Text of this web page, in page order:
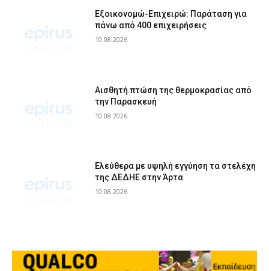
Εξοικονομώ-Επιχειρώ: Παράταση για
πάνω από 400 επιχειρήσεις
10.08.2026
Αισθητή πτώση της θερμοκρασίας από
την Παρασκευή
10.08.2026
Ελεύθερα με υψηλή εγγύηση τα στελέχη
της ΔΕΔΗΕ στην Άρτα
10.08.2026